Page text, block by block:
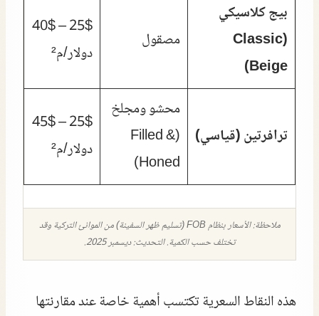
بيج كلاسيكي
(Classic
Beige)
مصقول
25$ – 40$
دولار/م²
ترافرتين (قياسي)
محشو ومجلخ
(Filled &
Honed)
25$ – 45$
دولار/م²
ملاحظة: الأسعار بنظام FOB (تسليم ظهر السفينة) من الموانئ التركية وقد
تختلف حسب الكمية. التحديث: ديسمبر 2025.
هذه النقاط السعرية تكتسب أهمية خاصة عند مقارنتها